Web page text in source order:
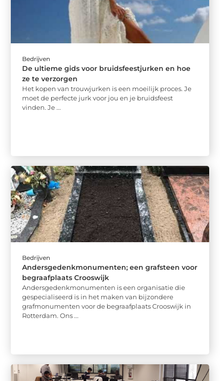
Bedrijven
De ultieme gids voor bruidsfeestjurken en hoe
ze te verzorgen
Het kopen van trouwjurken is een moeilijk proces. Je
moet de perfecte jurk voor jou en je bruidsfeest
vinden. Je ...
Bedrijven
Andersgedenkmonumenten; een grafsteen voor
begraafplaats Crooswijk
Andersgedenkmonumenten is een organisatie die
gespecialiseerd is in het maken van bijzondere
grafmonumenten voor de begraafplaats Crooswijk in
Rotterdam. Ons ...